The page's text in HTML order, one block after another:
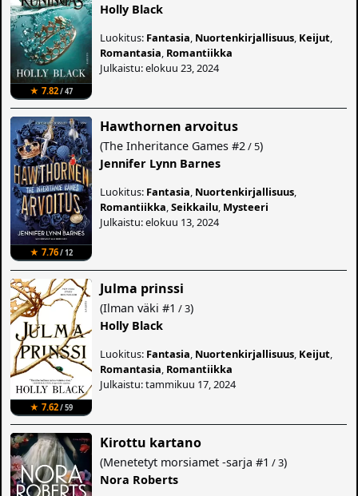
★ 7.82/ 47
Holly Black
Luokitus: Fantasia Nuortenkirjallisuus Keijut
Romantasia Romantiikka
Julkaistu: elokuu 23, 2024
★ 7.76/ 12
Hawthornen arvoitus
(The Inheritance Games #2 / 5)
Jennifer Lynn Barnes
Luokitus: Fantasia Nuortenkirjallisuus
Romantiikka ,Seikkailu Mysteeri
Julkaistu: elokuu 13, 2024
★ 7.62/ 59
Julma prinssi
(Ilman väki #1 / 3)
Holly Black
Luokitus: Fantasia Nuortenkirjallisuus Keijut
Romantasia Romantiikka
Julkaistu: tammikuu 17, 2024
Kirottu kartano
(Menetetyt morsiamet -sarja #1 / 3)
Nora Roberts